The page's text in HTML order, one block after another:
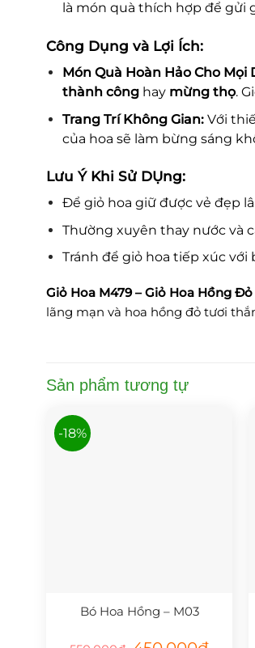
là món quà thích hợp để
Công Dụng và Lợi Ích:
Món Quà Hoàn Hảo Cho Mọi
thành công hay mừng thọ.
Trang Trí Không Gian: Với
của hoa sẽ làm bừng sáng
Lưu Ý Khi Sử DỤng:
Để giỏ hoa giữ được vẻ đẹp
Thường xuyên thay nước và
Tránh để giỏ hoa tiếp xúc
Giỏ Hoa M479 – Giỏ Hoa Hồng
lãng mạn và hoa hồng đỏ tươi
Sản phẩm tương tự
-18%
Bó Hoa Hồng – M03
Giá Giá